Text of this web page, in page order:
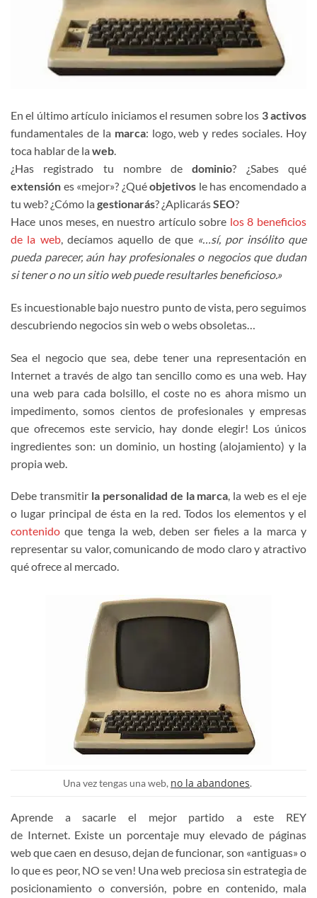
En el último artículo iniciamos el resumen sobre los 3 activos
fundamentales de la marca: logo, web y redes sociales. Hoy
toca hablar de la web.
¿Has registrado tu nombre dedominio? ¿Sabes qué
extensión es «mejor»? ¿Quéobjetivos le has encomendado a
tu web? ¿Cómo la gestionarás? ¿AplicarásSEO?
Hace unos meses, en nuestro artículo sobre los 8 beneficios
de la web, decíamos aquello de que «…sí, por insólito que
pueda parecer, aún hay profesionales o negocios que dudan
si tener o no un sitio web puede resultarles beneficioso.»
Es incuestionable bajo nuestro punto de vista, pero seguimos
descubriendo negocios sin web o webs obsoletas…
Sea el negocio que sea, debe tener una representación en
Internet a través de algo tan sencillo como es una web. Hay
una web para cada bolsillo, el coste no es ahora mismo un
impedimento, somos cientos de profesionales y empresas
que ofrecemos este servicio, hay donde elegir! Los únicos
ingredientes son: un dominio, un hosting (alojamiento) y la
propia web.
Debe transmitir la personalidad de la marca, la web es el eje
o lugar principal de ésta en la red. Todos los elementos y el
contenido que tenga la web, deben ser fieles a la marca y
representar su valor, comunicando de modo claro y atractivo
qué ofrece al mercado.
Una vez tengas una web, no la abandones.
Aprende a sacarle el mejor partido a este REY
de Internet. Existe un porcentaje muy elevado de páginas
web que caen en desuso, dejan de funcionar, son «antiguas» o
lo que es peor, NO se ven! Una web preciosa sin estrategia de
posicionamiento o conversión, pobre en contenido, mala